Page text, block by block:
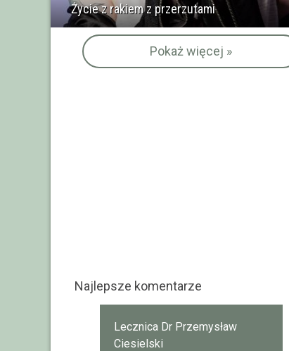
Życie z rakiem z przerzutami
Pokaż więcej »
Najlepsze komentarze
Lecznica Dr Przemysław
Ciesielski